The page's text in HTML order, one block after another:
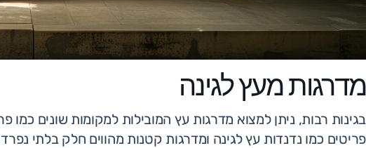
מדרגות מעץ לגינה
בגינות רבות, ניתן למצוא מדרגות עץ המובילות למקומות שונים כמו
פריטים כמו נדנדות עץ לגינה ומדרגות קטנות מהווים חלק בלתי